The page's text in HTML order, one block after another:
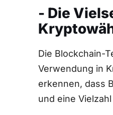
-‍ Die
Die Blockchain-
⁤Verwendung in
erkennen, dass
und eine